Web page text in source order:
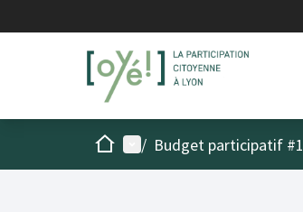
AccueilMenu principal
/ Budget participatif #1